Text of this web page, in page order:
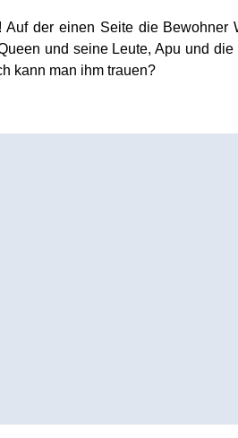
der einen Seite die
und seine Leute, Apu und
kann man ihm trauen?